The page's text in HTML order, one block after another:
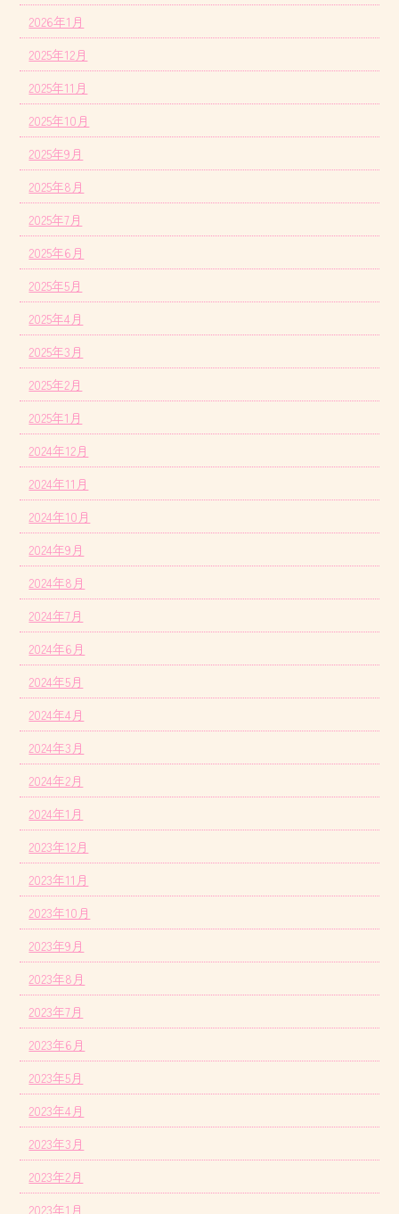
2026年1月
2025年12月
2025年11月
2025年10月
2025年9月
2025年8月
2025年7月
2025年6月
2025年5月
2025年4月
2025年3月
2025年2月
2025年1月
2024年12月
2024年11月
2024年10月
2024年9月
2024年8月
2024年7月
2024年6月
2024年5月
2024年4月
2024年3月
2024年2月
2024年1月
2023年12月
2023年11月
2023年10月
2023年9月
2023年8月
2023年7月
2023年6月
2023年5月
2023年4月
2023年3月
2023年2月
2023年1月